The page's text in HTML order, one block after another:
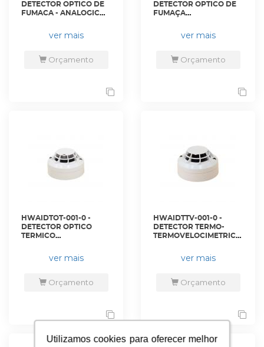
Utilizamos cookies para oferecer melhor
Utilizamos cookies para oferecer melhor
DETECTOR OPTICO DE
FUMACA - ANALOGICO,
BRANCO PARA ALARME
DE INCENDIO - MI-PSE-
ver mais
Orçamento
DETECTOR OPTICO DE
FUMAÇA
ECO1000 COM BLINK
PARA ALARME DE
ECO1003ABLA -
HONEYWELL
ver mais
Orçamento
HWAIDTOT-001-0 -
DETECTOR OPTICO
TERMICO
ANALOGICO COM
ISOLADOR
BRANCA PURA - MI-
PTSE-S2I - HONEYWELL
ver mais
Orçamento
HWAIDTTV-001-0 -
DETECTOR TERMO-
TERMOVELOCIMETRICO
ISOLADOR, BRANCO
PARA ALARME DE
S2I - HONEYWELL
ver mais
Orçamento